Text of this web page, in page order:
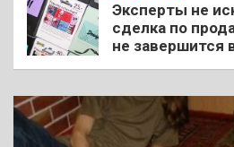
Эксперты не
сделка по
не завершится